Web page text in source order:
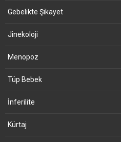
Gebelikte Şikayet
Jinekoloji
Menopoz
Tüp Bebek
İnferilite
Kürtaj